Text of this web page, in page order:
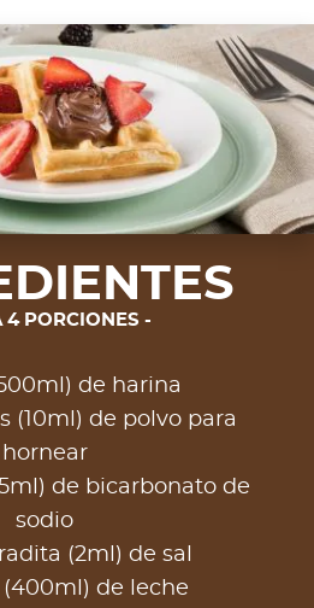
4 PORCIONES
de harina
(10ml) de polvo para
hornear
de bicarbonato de
sodio
(2ml) de sal
(400ml) de leche